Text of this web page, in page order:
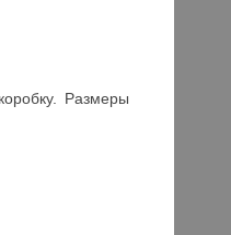
Размеры